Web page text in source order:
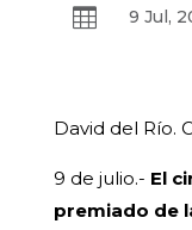
 9 Jul,
David del Río.
9 de julio.- El
premiado de